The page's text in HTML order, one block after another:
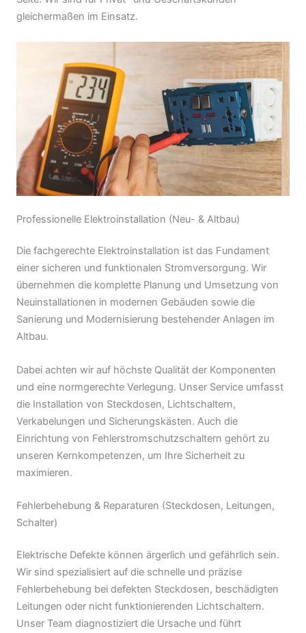
gleichermaßen im Einsatz.
Professionelle Elektroinstallation (Neu- & Altbau)
Die fachgerechte Elektroinstallation ist das Fundament
einer sicheren und funktionalen Stromversorgung. Wir
übernehmen die komplette Planung und Umsetzung von
Neuinstallationen in modernen Gebäuden sowie die
Sanierung und Modernisierung bestehender Anlagen im
Altbau.
Dabei achten wir auf höchste Qualität der Komponenten
und eine normgerechte Verlegung. Unser Service umfasst
die Installation von Steckdosen, Lichtschaltern,
Verkabelungen und Sicherungskästen. Auch die
Einrichtung von Fehlerstromschutzschaltern gehört zu
unseren Kernkompetenzen, um Ihre Sicherheit zu
maximieren.
Fehlerbehebung & Reparaturen (Steckdosen, Leitungen,
Schalter)
Elektrische Defekte können ärgerlich und gefährlich sein.
Wir sind spezialisiert auf die schnelle und präzise
Fehlerbehebung bei defekten Steckdosen, beschädigten
Leitungen oder nicht funktionierenden Lichtschaltern.
Unser Team diagnostiziert die Ursache und führt